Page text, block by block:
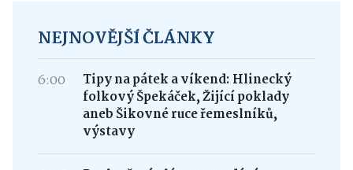
NEJNOVĚJŠÍ ČLÁNKY
6:00
Tipy na pátek a víkend: Hlinecký
folkový Špekáček, Žijící poklady
aneb Šikovné ruce řemeslníků,
výstavy